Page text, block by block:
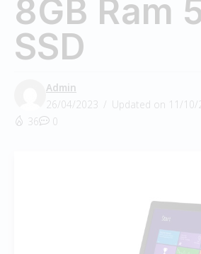
8GB Ram
SSD
Admin
26/04/2023
Updated on 11/10/
36
0